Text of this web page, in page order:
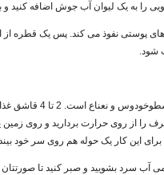
یک لیوان آب جوش اضافه کنید و بعد از 5 دقیقه
پوستی نفوذ می کند. پس یک قطره از
شود.
این کار یک حوله هم روی سر خود
را با کمی آب سرد بشویید و صبر کنید تا